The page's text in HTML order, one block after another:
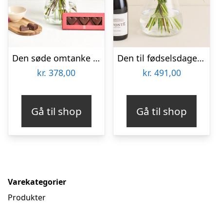
Den søde omtanke med marcipanhjerter
kr. 378,00
Gå til shop
Den til fødselsdagen med Lavonte, Zinfandel
kr. 491,00
Gå til shop
Varekategorier
Produkter